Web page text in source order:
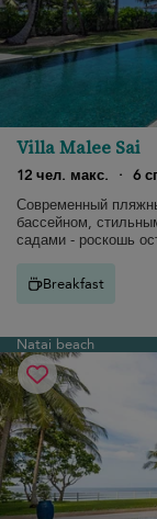
Villa Malee Sai
12 чел. макс.
· 6
Современный
бассейном,
садами - роскошь
Breakfast
Natai beach